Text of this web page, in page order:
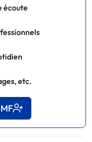
écoute
etc.